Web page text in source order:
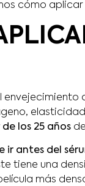
cómo
los 25 años
ir antes del
tiene una
más